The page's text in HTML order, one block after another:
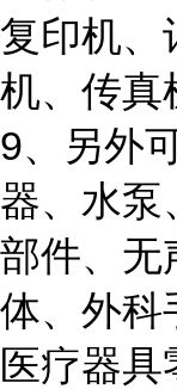
复印机、
机、传真
9、另外
器、水泵
部件、无
体、外科
医疗器具